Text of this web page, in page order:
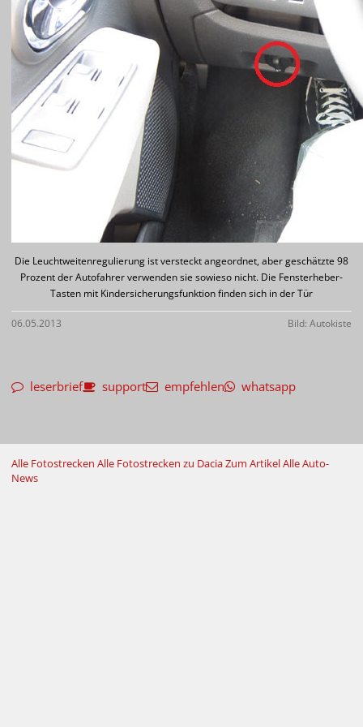
Die Leuchtweitenregulierung ist versteckt angeordnet, aber geschätzte 98
Prozent der Autofahrer verwenden sie sowieso nicht. Die Fensterheber-
Tasten mit Kindersicherungsfunktion finden sich in der Tür
06.05.2013 Bild: Autokiste
leserbrief support empfehlen whatsapp
Alle Fotostrecken Alle Fotostrecken zu DaciaZum ArtikelAlle Auto-
News